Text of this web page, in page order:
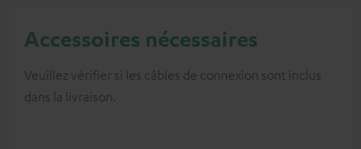
Accessoires nécessaires
Veuillez vérifier si les câbles de connexion sont inclus
dans la livraison.